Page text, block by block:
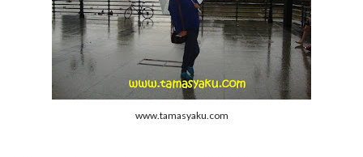
www.tamasyaku.com